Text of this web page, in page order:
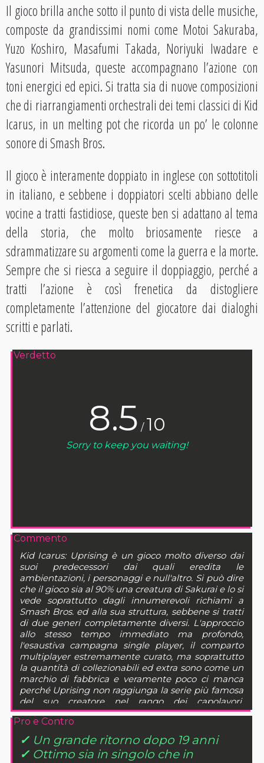
Il gioco brilla anche sotto il punto di vista delle musiche,
composte da grandissimi nomi come Motoi Sakuraba,
Yuzo Koshiro, Masafumi Takada, Noriyuki Iwadare e
Yasunori Mitsuda, queste accompagnano l’azione con
toni energici ed epici. Si tratta sia di nuove composizioni
che di riarrangiamenti orchestrali dei temi classici di Kid
Icarus, in un melting pot che ricorda un po’ le colonne
sonore di Smash Bros.
Il gioco è interamente doppiato in inglese con sottotitoli
in italiano, e sebbene i doppiatori scelti abbiano delle
vocine a tratti fastidiose, queste ben si adattano al tema
della storia, che molto briosamente riesce a
sdrammatizzare su argomenti come la guerra e la morte.
Sempre che si riesca a seguire il doppiaggio, perché a
tratti l’azione è così frenetica da distogliere
completamente l’attenzione del giocatore dai dialoghi
scritti e parlati.
Verdetto
8.5 / 10
Sorry to keep you waiting!
Commento
Kid Icarus: Uprising è un gioco molto diverso dai
suoi predecessori dai quali eredita le
ambientazioni, i personaggi e null'altro. Si può dire
che il gioco sia al 90% una creatura di Sakurai e lo si
vede soprattutto dagli innumerevoli richiami a
Smash Bros. ed alla sua struttura, sebbene si tratti
di due generi completamente diversi. L'approccio
allo stesso tempo immediato ma profondo,
l'esaustiva campagna single player, il comparto
multiplayer estremamente curato, ma soprattutto
la quantità di collezionabili ed extra sono come un
marchio di fabbrica e veramente poco ci manca
perché Uprising non raggiunga la serie più famosa
del suo creatore nel rango dei capolavori.
Purtroppo, nonostante tutte le sue virtù, il gioco
non riesce a cancellare il peccato mortale della
scomodità che affligge il suo sistema di controllo. È
un vero peccato, perché Uprising è un gioco che si
fa amare e che si amerebbe molto di più, se
Pro e Contro
✓ Un grande ritorno dopo 19 anni
✓ Ottimo sia in singolo che in